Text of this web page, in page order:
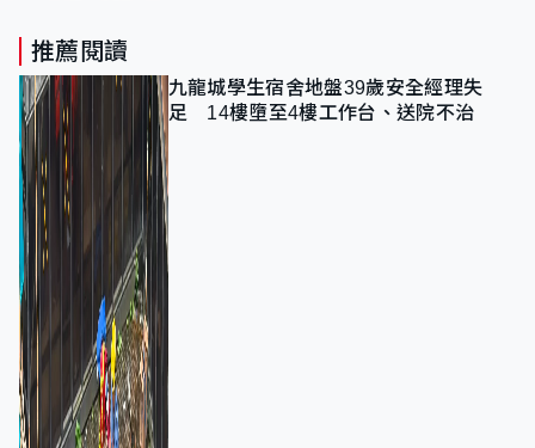
推薦閱讀
九龍城學生宿舍地盤39歲安全經理失
足 14樓墮至4樓工作台、送院不治